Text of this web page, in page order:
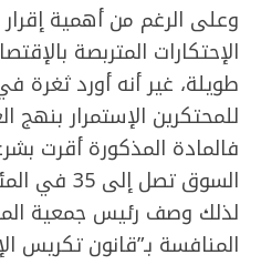
وعلى الرغم من أهمية
الإحتكارات المتربصة
للمحتكرين الإستمرار بنهج
فالمادة المذكورة أقرت
السوق تصل
لذلك وصف رئيس جمعية
المنافسة بـ”قانون تكريس